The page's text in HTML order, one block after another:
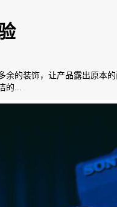
余的装饰，让产品露出原本
的...